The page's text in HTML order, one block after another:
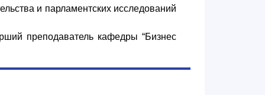
и парламентских исследований
преподаватель кафедры “Бизнес